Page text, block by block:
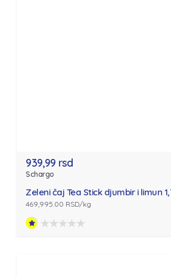
939,99 rsd
Schargo
Zeleni čaj Tea Stick djumbir i limun
469,995.00 RSD/kg